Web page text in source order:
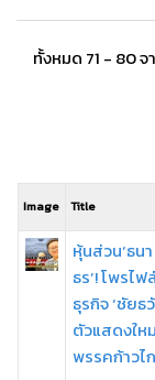
ทั้งหมด 71 - 80 จ
Image Title
หุ้นส่วน‘ธนา
ธร’! โพรไฟ
ธุรกิจ ‘ชัยธ
ตัวแสดงให
พรรคก้าวไ